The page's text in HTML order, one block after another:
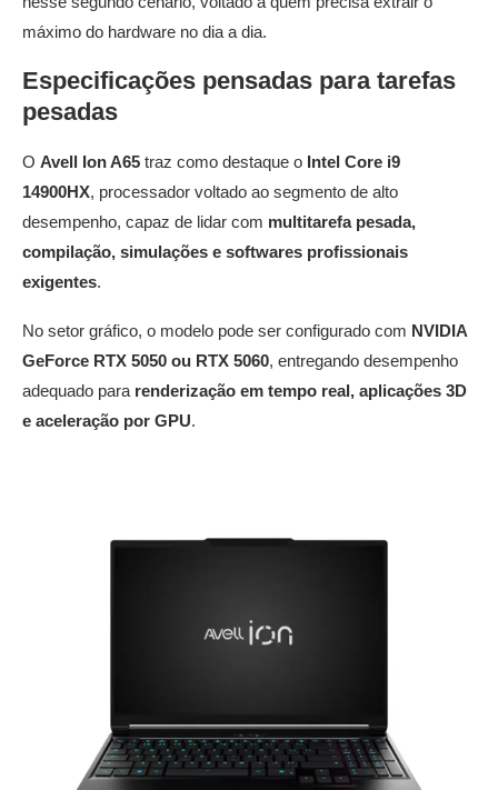
máximo do hardware no dia a dia.
Especificações pensadas para tarefas
pesadas
O Avell Ion A65 traz como destaque o Intel Core i9
14900HX, processador voltado ao segmento de alto
desempenho, capaz de lidar com multitarefa pesada,
compilação, simulações e softwares profissionais
exigentes.
No setor gráfico, o modelo pode ser configurado com NVIDIA
GeForce RTX 5050 ou RTX 5060, entregando desempenho
adequado para renderização em tempo real, aplicações 3D
e aceleração por GPU.